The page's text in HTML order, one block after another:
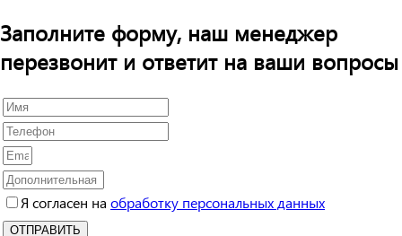
Заполните форму, наш менеджер
перезвонит и ответит на ваши вопросы
Я согласен на обработку персональных данных